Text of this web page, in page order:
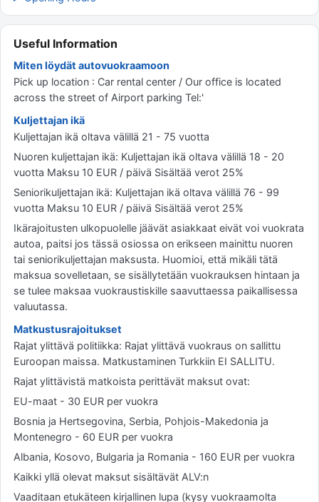
Useful Information
Miten löydät autovuokraamoon
Pick up location : Car rental center / Our office is located
across the street of Airport parking Tel:'
Kuljettajan ikä
Kuljettajan ikä oltava välillä 21 - 75 vuotta
Nuoren kuljettajan ikä: Kuljettajan ikä oltava välillä 18 - 20
vuotta Maksu 10 EUR / päivä Sisältää verot 25%
Seniorikuljettajan ikä: Kuljettajan ikä oltava välillä 76 - 99
vuotta Maksu 10 EUR / päivä Sisältää verot 25%
Ikärajoitusten ulkopuolelle jäävät asiakkaat eivät voi vuokrata
autoa, paitsi jos tässä osiossa on erikseen mainittu nuoren
tai seniorikuljettajan maksusta. Huomioi, että mikäli tätä
maksua sovelletaan, se sisällytetään vuokrauksen hintaan ja
se tulee maksaa vuokraustiskille saavuttaessa paikallisessa
valuutassa.
Matkustusrajoitukset
Rajat ylittävä politiikka: Rajat ylittävä vuokraus on sallittu
Euroopan maissa. Matkustaminen Turkkiin EI SALLITU.
Rajat ylittävistä matkoista perittävät maksut ovat:
EU-maat - 30 EUR per vuokra
Bosnia ja Hertsegovina, Serbia, Pohjois-Makedonia ja
Montenegro - 60 EUR per vuokra
Albania, Kosovo, Bulgaria ja Romania - 160 EUR per vuokra
Kaikki yllä olevat maksut sisältävät ALV:n
Vaaditaan etukäteen kirjallinen lupa (kysy vuokraamolta